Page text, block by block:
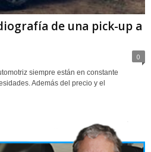
de una pick-up a
0
siempre están en constante
Además del precio y el